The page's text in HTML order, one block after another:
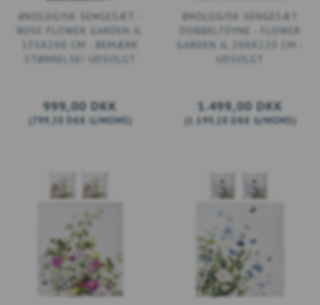
ØKOLOGISK SENGESÆT -
ROSE FLOWER GARDEN JL
135X200 CM - BEMÆRK
STØRRELSE! UDSOLGT
999,00 DKK
799,20 DKK U/MOMS)
ØKOLOGISK SENGESÆT
DOBBELTDYNE - FLOWER
GARDEN JL 200X220 CM -
1.499,00 DKK
( 1.199,20 DKK U/MOMS)